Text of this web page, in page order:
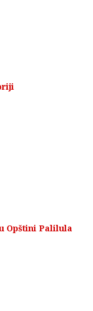
Opštini Palilula